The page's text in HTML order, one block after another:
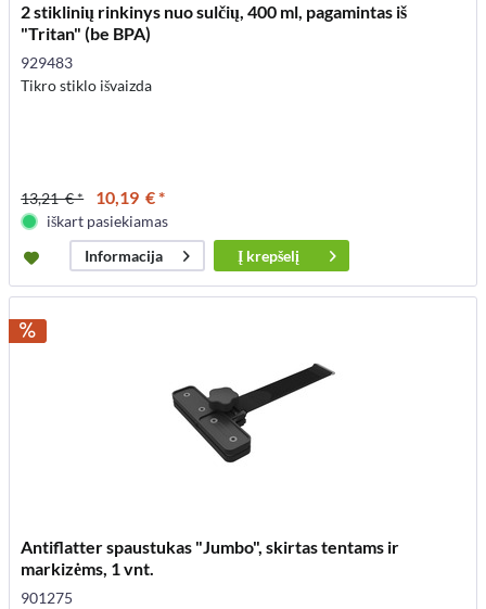
2 stiklinių rinkinys nuo sulčių, 400 ml, pagamintas iš
"Tritan" (be BPA)
929483
Tikro stiklo išvaizda
13,21 € * 10,19 € *
iškart pasiekiamas
Informacija
Į krepšelį
Antiflatter spaustukas "Jumbo", skirtas tentams ir
markizėms, 1 vnt.
901275